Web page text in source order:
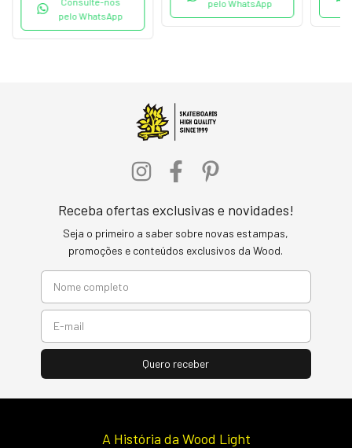
pelo WhatsApp
pelo WhatsApp
Receba ofertas exclusivas e novidades!
Seja o primeiro a saber sobre novas estampas,
promoções e conteúdos exclusivos da Wood.
A História da Wood Light